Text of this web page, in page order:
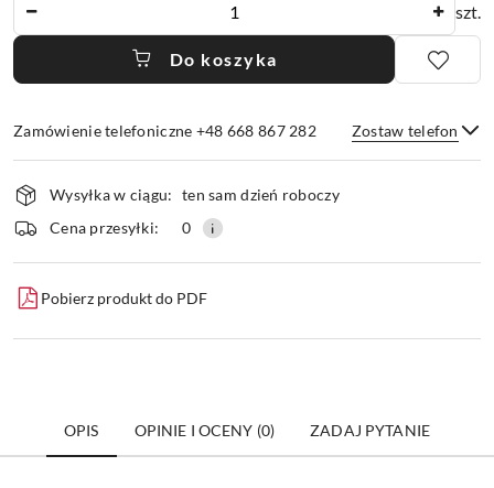
szt.
Do koszyka
Zamówienie telefoniczne +48 668 867 282 Zostaw telefon
Wyślij
Dostępność
i
dostawa
Wysyłka w ciągu: ten sam dzień roboczy
Cena przesyłki:
0
Pobierz produkt do PDF
OPIS OPINIE I OCENY (0) ZADAJ PYTANIE